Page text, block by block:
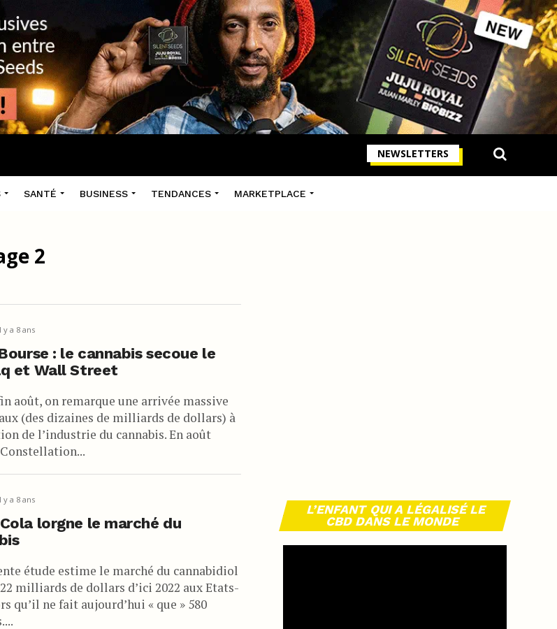
NEWSLETTERS
SANTÉ BUSINESS TENDANCES MARKETPLACE
2
y a 8 ans
: le cannabis secoue le
et Wall Street
août, on remarque une arrivée massive
(des dizaines de milliards de dollars) à
de l’industrie du cannabis. En août
y a 8 ans
lorgne le marché du
étude estime le marché du cannabidiol
milliards de dollars d’ici 2022 aux Etats-
qu’il ne fait aujourd’hui « que » 580
L’ENFANT QUI A LÉGALISÉ LE
CBD DANS LE MONDE